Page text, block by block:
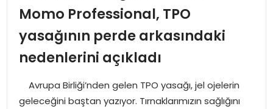
SOSYAL HABER
EKONOMI
Momo Professional, TPO
yasağının perde arkasındaki
nedenlerini açıkladı
Avrupa Birliği’nden gelen TPO yasağı, jel ojelerin
geleceğini baştan yazıyor. Tırnaklarımızın sağlığını